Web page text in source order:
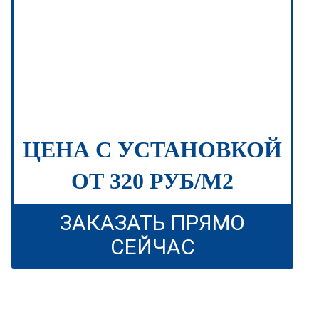
ЦЕНА С УСТАНОВКОЙ
ОТ 320 РУБ/М2
ЗАКАЗАТЬ ПРЯМО
СЕЙЧАС